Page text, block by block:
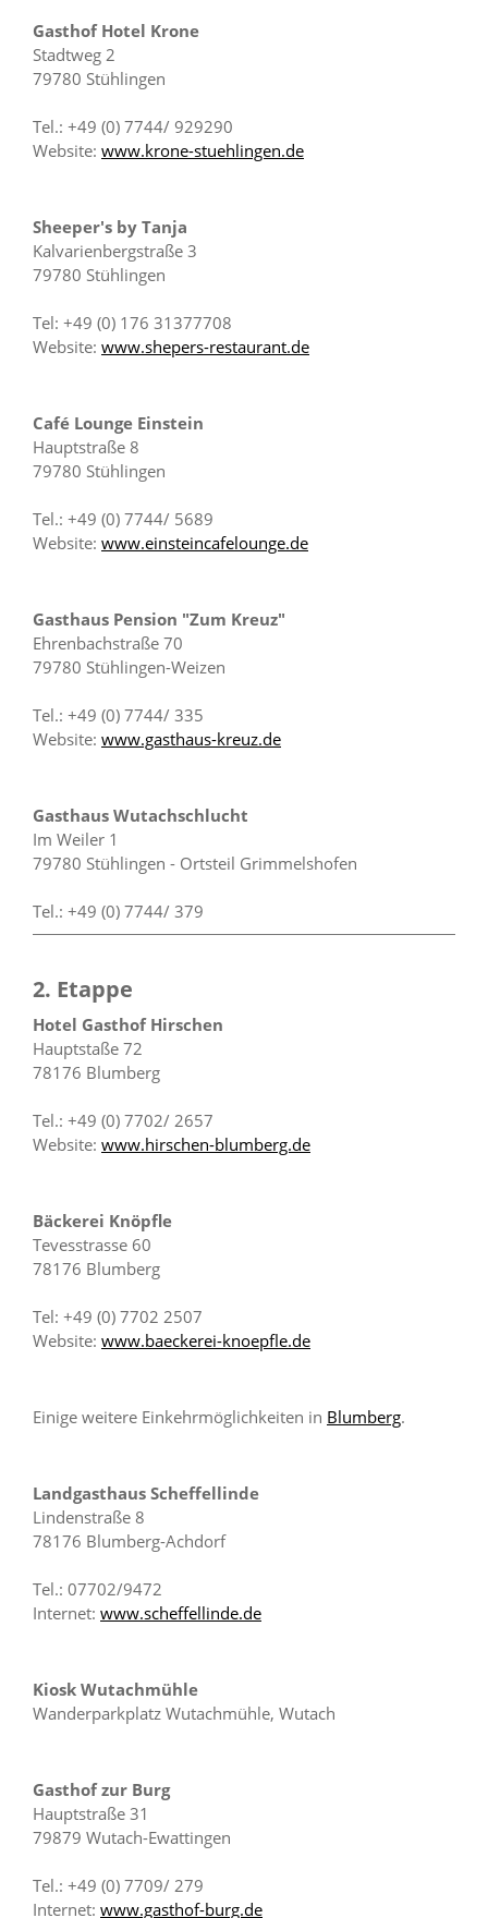
Gasthof Hotel Krone
Stadtweg 2
79780 Stühlingen
Tel.: +49 (0) 7744/ 929290
Website: www.krone-stuehlingen.de
Sheeper's by Tanja
Kalvarienbergstraße 3
79780 Stühlingen
Tel: +49 (0) 176 31377708
Website: www.shepers-restaurant.de
Café Lounge Einstein
Hauptstraße 8
79780 Stühlingen
Tel.: +49 (0) 7744/ 5689
Website: www.einsteincafelounge.de
Gasthaus Pension "Zum Kreuz"
Ehrenbachstraße 70
79780 Stühlingen-Weizen
Tel.: +49 (0) 7744/ 335
Website: www.gasthaus-kreuz.de
Gasthaus Wutachschlucht
Im Weiler 1
79780 Stühlingen - Ortsteil Grimmelshofen
Tel.: +49 (0) 7744/ 379
2. Etappe
Hotel Gasthof Hirschen
Hauptstaße 72
78176 Blumberg
Tel.: +49 (0) 7702/ 2657
Website: www.hirschen-blumberg.de
Bäckerei Knöpfle
Tevesstrasse 60
78176 Blumberg
Tel: +49 (0) 7702 2507
Website: www.baeckerei-knoepfle.de
Einige weitere Einkehrmöglichkeiten in Blumberg.
Landgasthaus Scheffellinde
Lindenstraße 8
78176 Blumberg-Achdorf
Tel.: 07702/9472
Internet: www.scheffellinde.de
Kiosk Wutachmühle
Wanderparkplatz Wutachmühle, Wutach
Gasthof zur Burg
Hauptstraße 31
79879 Wutach-Ewattingen
Tel.: +49 (0) 7709/ 279
Internet: www.gasthof-burg.de